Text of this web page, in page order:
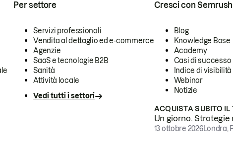
Per settore
Servizi professionali
Vendita al dettaglio ed e-commerce
Agenzie
SaaS e tecnologie B2B
Sanità
Attività locale
Vedi tutti i settori
Cresci con Semrush
Blog
Knowledge Base
Academy
Casi di successo
Indice di visibilità
Webinar
Notizie
ACQUISTA SUBITO IL
Un giorno.
13 ottobre 2026Londra,